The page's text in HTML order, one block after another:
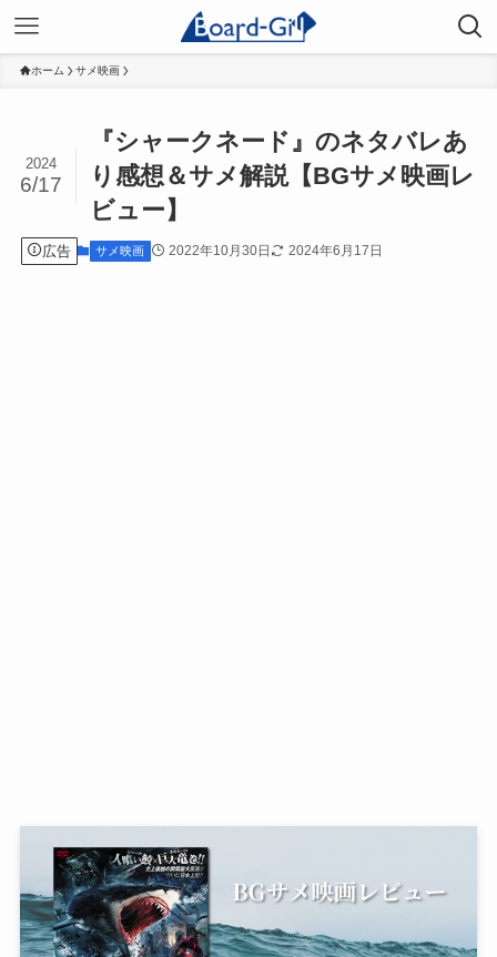
ホーム サメ映画
『シャークネード』のネタバレあ
り感想＆サメ解説【BGサメ映画レ
ビュー】
2024
6/17
広告 サメ映画 2022年10月30日 2024年6月17日